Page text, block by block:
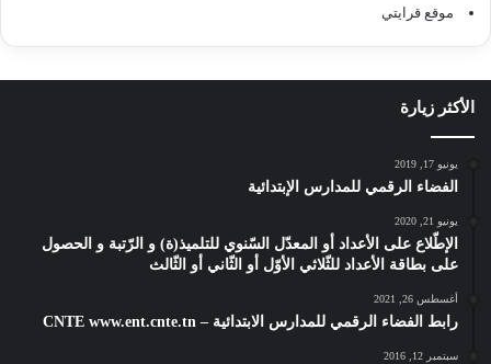
موقع قرايتي
الأكثر زيارة
يونيو 17, 2019
الفضاء الرقمي للمدارس الإبتدائية
يونيو 21, 2020
الإطّلاع على الأعداد أو المعدّل السّنوي للتلميذ(ة) و الرّتبة و الحصول
على بطاقة الأعداد للثّلاثي الأوّل أو الثّاني أو الثّالث
أغسطس 26, 2021
رابط الفضاء الرقمي للمدارس الابتدائية – CNTE www.ent.cnte.tn
سبتمبر 12, 2016